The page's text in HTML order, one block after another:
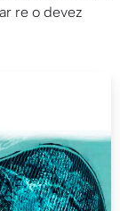
re o devez